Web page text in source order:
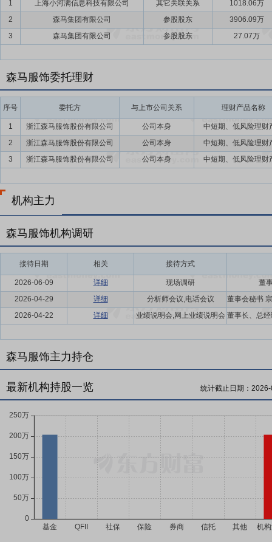
1 上海小河满信息科技有限公司 其它关联关系
1018.06万
2
森马集团有限公司 参股股东
3906.09万
3
森马集团有限公司 参股股东 27.07万
森马服饰委托理财
序号 委托方 与上市公司关系 理财产品名称
1 浙江森马服饰股份有限公司 公司本身
中短期、低风险理财
2
浙江森马服饰股份有限公司 公司本身
中短期、低风险理财
3
浙江森马服饰股份有限公司 公司本身 中短期、低风险理财
机构主力
森马服饰机构调研
接待日期 相关 接待方式
2026-06-09 详细 现场调研
董
2026-04-29
详细
分析师会议,电话会议
2026-04-22
详细 业绩说明会,网上业绩说明会
森马服饰主力持仓
最新机构持股一览 统计截止日期：